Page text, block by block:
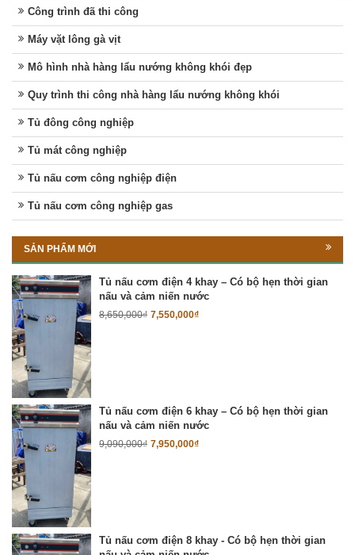
Công trình đã thi công
Máy vặt lông gà vịt
Mô hình nhà hàng lẩu nướng không khói đẹp
Quy trình thi công nhà hàng lẩu nướng không khói
Tủ đông công nghiệp
Tủ mát công nghiệp
Tủ nấu cơm công nghiệp điện
Tủ nấu cơm công nghiệp gas
SẢN PHẨM MỚI
Tủ nấu cơm điện 4 khay – Có bộ hẹn thời gian
nấu và cảm niến nước
8,650,000₫ 7,550,000₫
Tủ nấu cơm điện 6 khay – Có bộ hẹn thời gian
nấu và cảm niến nước
9,090,000₫ 7,950,000₫
Tủ nấu cơm điện 8 khay - Có bộ hẹn thời gian